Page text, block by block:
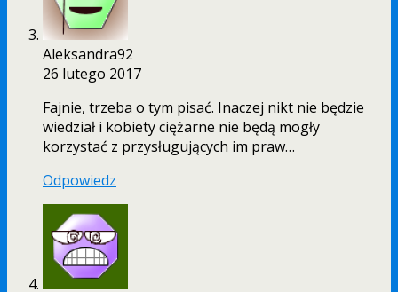
Aleksandra92
26 lutego 2017
Fajnie, trzeba o tym pisać. Inaczej nikt nie będzie
wiedział i kobiety ciężarne nie będą mogły
korzystać z przysługujących im praw…
Odpowiedz